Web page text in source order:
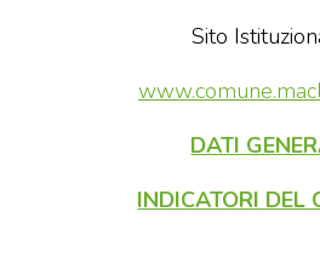
Sito
DATI
INDICATORI DEL